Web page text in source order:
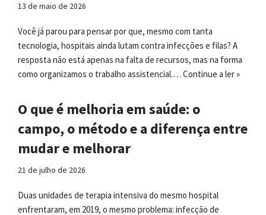
13 de maio de 2026
Você já parou para pensar por que, mesmo com tanta
tecnologia, hospitais ainda lutam contra infecções e filas? A
resposta não está apenas na falta de recursos, mas na forma
como organizamos o trabalho assistencial.… Continue a ler »
O que é melhoria em saúde: o
campo, o método e a diferença entre
mudar e melhorar
21 de julho de 2026
Duas unidades de terapia intensiva do mesmo hospital
enfrentaram, em 2019, o mesmo problema: infecção de